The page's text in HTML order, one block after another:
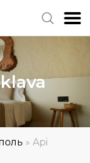
» Api